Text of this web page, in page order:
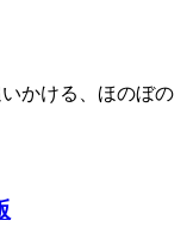
かける、ほのぼの